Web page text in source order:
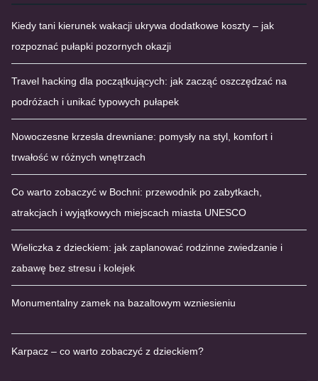
Kiedy tani kierunek wakacji ukrywa dodatkowe koszty – jak
rozpoznać pułapki pozornych okazji
Travel hacking dla początkujących: jak zacząć oszczędzać na
podróżach i unikać typowych pułapek
Nowoczesne krzesła drewniane: pomysły na styl, komfort i
trwałość w różnych wnętrzach
Co warto zobaczyć w Bochni: przewodnik po zabytkach,
atrakcjach i wyjątkowych miejscach miasta UNESCO
Wieliczka z dzieckiem: jak zaplanować rodzinne zwiedzanie i
zabawę bez stresu i kolejek
Monumentalny zamek na bazaltowym wzniesieniu
Karpacz – co warto zobaczyć z dzieckiem?